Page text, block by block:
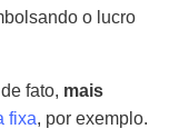
o lucro
fato, mais
fixa, por exemplo.